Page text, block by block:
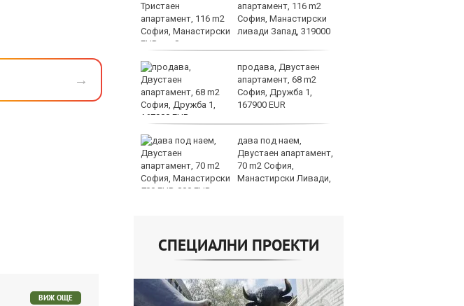
→
Петролът поскъпва
заради опасенията от
ограничителни мерки
в Ормузкия проток
апартамент, 116 m2
София, Манастирски
ливади Запад, 319000
EUR
продава, Двустаен
апартамент, 68 m2
София, Дружба 1,
167900 EUR
дава под наем,
Двустаен апартамент,
70 m2 София,
Манастирски Ливади,
800 EUR
СПЕЦИАЛНИ ПРОЕКТИ
ВИЖ ОЩЕ